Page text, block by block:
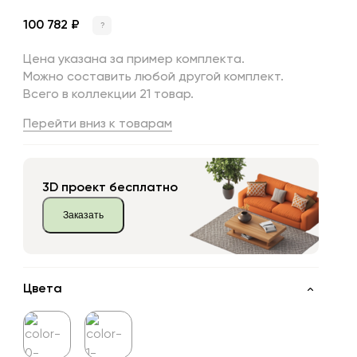
100 782 ₽ ?
Цена указана за пример комплекта.
Можно составить любой другой комплект.
Всего в коллекции 21 товар.
Перейти вниз к товарам
3D проект бесплатно
Заказать
Цвета